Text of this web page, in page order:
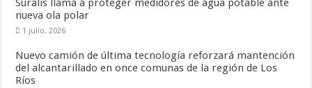
Suralis llama a proteger medidores de agua potable ante
nueva ola polar
1 julio, 2026
Nuevo camión de última tecnología reforzará mantención
del alcantarillado en once comunas de la región de Los
Ríos